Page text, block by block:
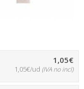
1,05€
1,05€/ud (IVA no incl)